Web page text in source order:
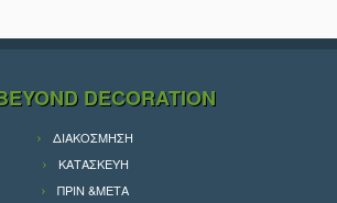
DECORATION
ΔΙΑΚΟΣΜΗΣΗ
ΚΑΤΑΣΚΕΥΗ
ΠΡΙΝ &ΜΕΤΑ